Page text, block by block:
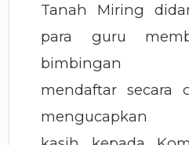
Tanah Miring
para guru
bimbingan
mendaftar secara
mengucapkan